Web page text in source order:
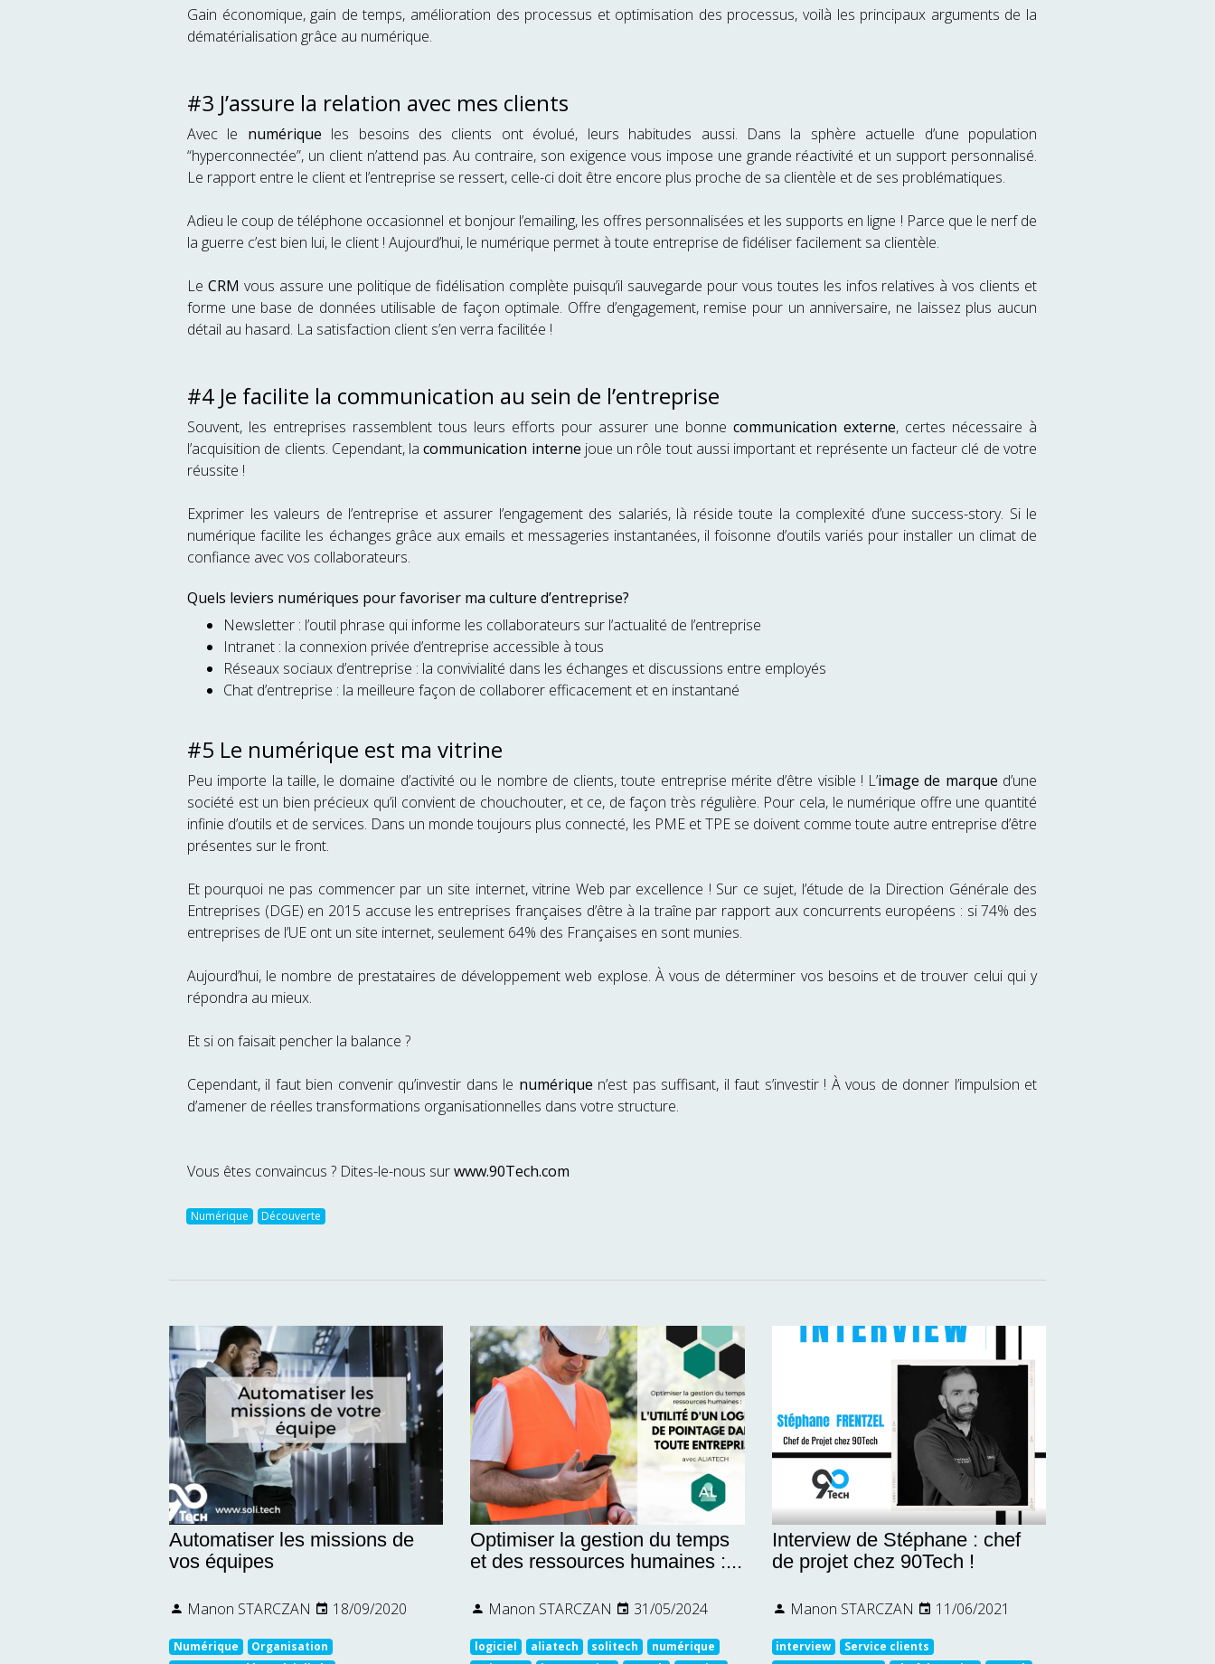
Gain économique, gain de temps, amélioration des processus et optimisation des processus, voilà les principaux arguments de la
dématérialisation grâce au numérique.
#3 J’assure la relation avec mes clients
Avec le numérique les besoins des clients ont évolué, leurs habitudes aussi. Dans la sphère actuelle d’une population
“hyperconnectée”, un client n’attend pas. Au contraire, son exigence vous impose une grande réactivité et un support personnalisé.
Le rapport entre le client et l’entreprise se ressert, celle-ci doit être encore plus proche de sa clientèle et de ses problématiques.
Adieu le coup de téléphone occasionnel et bonjour l’emailing, les offres personnalisées et les supports en ligne ! Parce que le nerf de
la guerre c’est bien lui, le client ! Aujourd’hui, le numérique permet à toute entreprise de fidéliser facilement sa clientèle.
Le CRM vous assure une politique de fidélisation complète puisqu’il sauvegarde pour vous toutes les infos relatives à vos clients et
forme une base de données utilisable de façon optimale. Offre d’engagement, remise pour un anniversaire, ne laissez plus aucun
détail au hasard. La satisfaction client s’en verra facilitée !
#4 Je facilite la communication au sein de l’entreprise
Souvent, les entreprises rassemblent tous leurs efforts pour assurer une bonne communication externe, certes nécessaire à
l’acquisition de clients. Cependant, lacommunication interne joue un rôle tout aussi important et représente un facteur clé de votre
réussite !
Exprimer les valeurs de l’entreprise et assurer l’engagement des salariés, là réside toute la complexité d’une success-story. Si le
numérique facilite les échanges grâce aux emails et messageries instantanées, il foisonne d’outils variés pour installer un climat de
confiance avec vos collaborateurs.
Quels leviers numériques pour favoriser ma culture d’entreprise?
Newsletter : l’outil phrase qui informe les collaborateurs sur l’actualité de l’entreprise
Intranet : la connexion privée d’entreprise accessible à tous
Réseaux sociaux d’entreprise : la convivialité dans les échanges et discussions entre employés
Chat d’entreprise : la meilleure façon de collaborer efficacement et en instantané
#5 Le numérique est ma vitrine
Peu importe la taille, le domaine d’activité ou le nombre de clients, toute entreprise mérite d’être visible ! L’image de marque d’une
société est un bien précieux qu’il convient de chouchouter, et ce, de façon très régulière. Pour cela, le numérique offre une quantité
infinie d’outils et de services. Dans un monde toujours plus connecté, les PME et TPE se doivent comme toute autre entreprise d’être
présentes sur le front.
Et pourquoi ne pas commencer par un site internet, vitrine Web par excellence ! Sur ce sujet, l’étude de la Direction Générale des
Entreprises (DGE) en 2015 accuse les entreprises françaises d’être à la traîne par rapport aux concurrents européens : si 74% des
entreprises de l’UE ont un site internet, seulement 64% des Françaises en sont munies.
Aujourd’hui, le nombre de prestataires de développement web explose. À vous de déterminer vos besoins et de trouver celui qui y
répondra au mieux.
Et si on faisait pencher la balance ?
Cependant, il faut bien convenir qu’investir dans le numérique n’est pas suffisant, il faut s’investir ! À vous de donner l’impulsion et
d’amener de réelles transformations organisationnelles dans votre structure.
Vous êtes convaincus ? Dites-le-nous surwww.90Tech.com
Numérique Découverte
Automatiser les missions de
vos équipes
Manon STARCZAN 18/09/2020
Numérique
Organisation
Optimiser la gestion du temps
et des ressources humaines :...
Manon STARCZAN 31/05/2024
logiciel aliatech solitech
numérique
Interview de Stéphane : chef
de projet chez 90Tech !
Manon STARCZAN 11/06/2021
interview
Service clients